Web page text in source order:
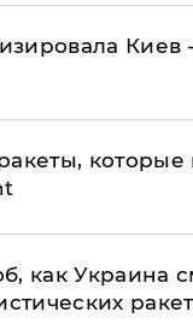
Киев
которые
как Украина
ракет